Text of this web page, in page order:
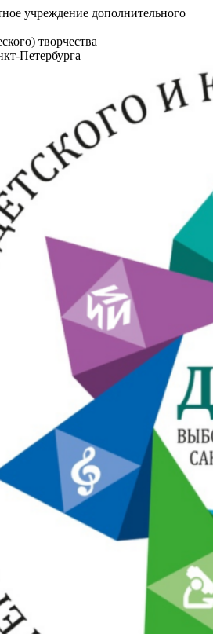
учреждение дополнительного
творчества
Петербурга